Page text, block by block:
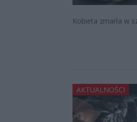
Kobieta zmarła w
AKTUALNOŚCI